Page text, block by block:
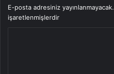
E-posta adresiniz yayınlanmayacak.
işaretlenmişlerdir